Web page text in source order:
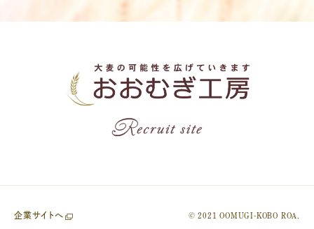
企業サイトへ © 2021 OOMUGI-KOBO ROA.